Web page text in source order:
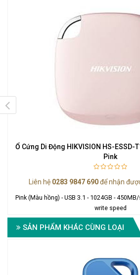
Ổ Cứng Di Động HIKVISION HS-ESSD-
Pink
Liên hệ 0283 9847 690để nhận
Pink (Màu hồng) - USB 3.1 - 1024GB -
write speed
SẢN PHẨM KHÁC CÙNG LOẠI